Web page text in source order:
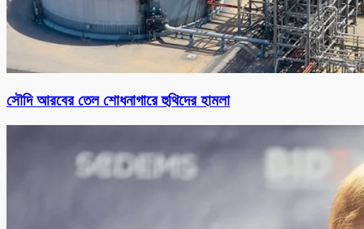
সৌদি আরবের তেল শোধনাগারে হুথিদের হামলা